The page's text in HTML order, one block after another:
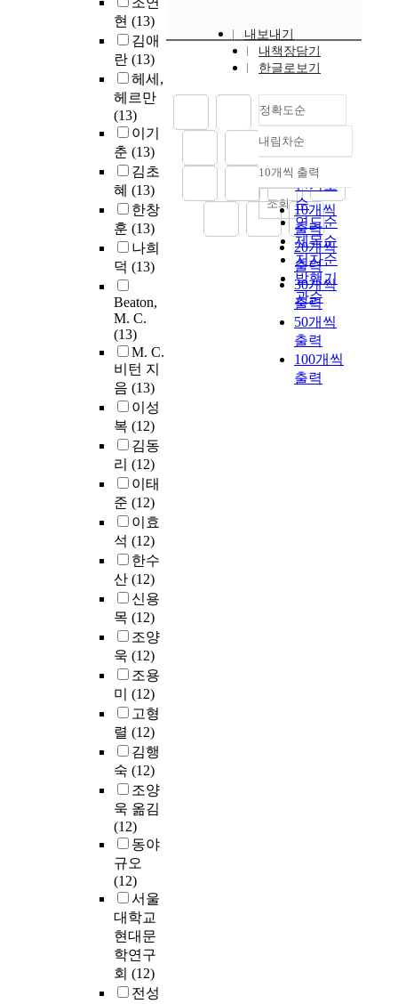
현 (13)
김애
란 (13)
헤세,
헤르만
(13)
이기
춘 (13)
김초
혜 (13)
한창
훈 (13)
나희
덕 (13)
Beaton,
M. C.
(13)
M. C.
비턴 지
음 (13)
이성
복 (12)
김동
리 (12)
이태
준 (12)
이효
석 (12)
한수
산 (12)
신용
목 (12)
조양
욱 (12)
조용
미 (12)
고형
렬 (12)
김행
숙 (12)
조양
욱 옮김
(12)
동야
규오
(12)
서울
대학교
현대문
학연구
회 (12)
전성
내보내기
내책장담기
한글로보기
정확도순
정확도
순
인기도
순
연도순
제목순
저자순
발행기
관순
내림차순
내림차순
10개씩 출력
10개씩
출력
20개씩
출력
30개씩
출력
50개씩
출력
100개씩
출력
조회